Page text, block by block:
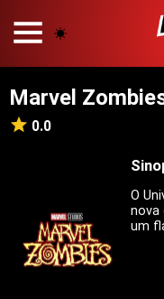
PRINCÍPIOS
POLÍTICA DE
Hot
Marvel
0.0
O
nova
um